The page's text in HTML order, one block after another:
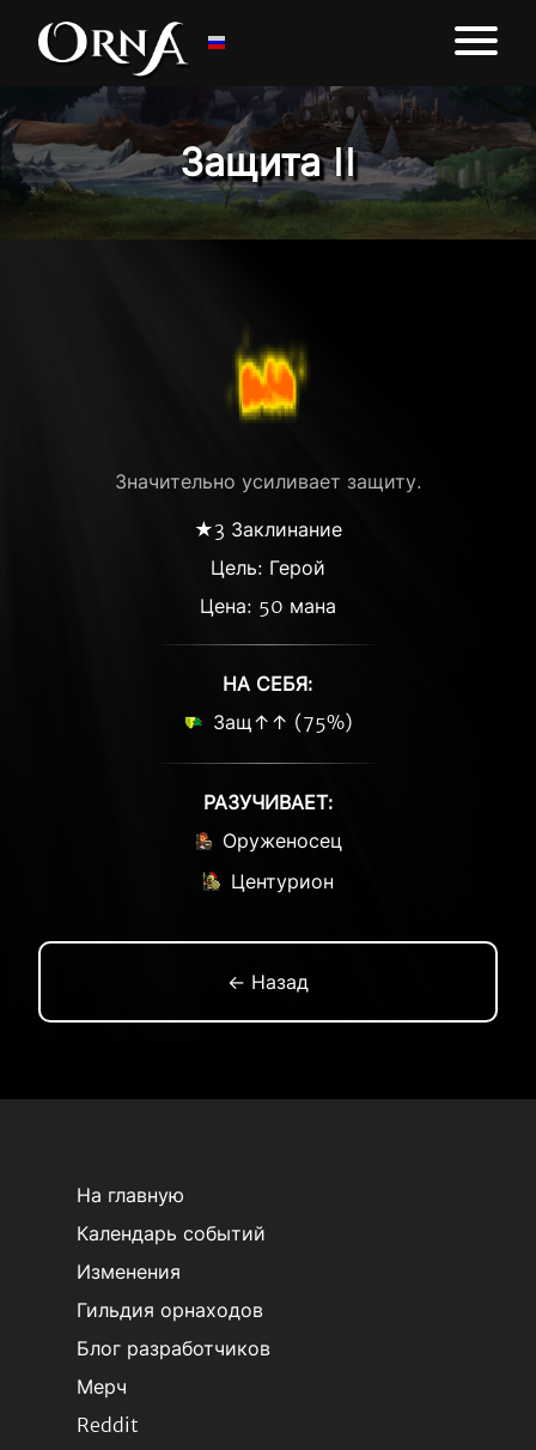
Защита II
Значительно усиливает защиту.
★3 Заклинание
Цель: Герой
Цена: 50 мана
НА СЕБЯ:
Защ↑↑ (75%)
РАЗУЧИВАЕТ:
Оруженосец
Центурион
← Назад
На главную
Календарь событий
Изменения
Гильдия орнаходов
Блог разработчиков
Мерч
Reddit